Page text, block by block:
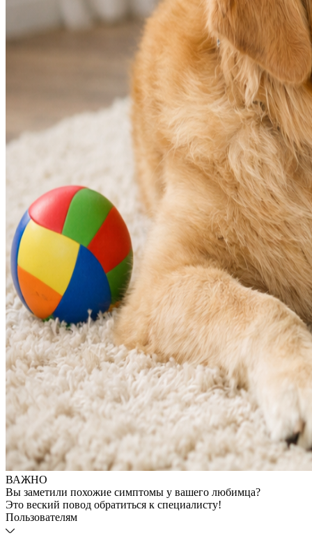
ВАЖНО
Вы заметили похожие симптомы у вашего любимца?
Это веский повод обратиться к специалисту!
Пользователям